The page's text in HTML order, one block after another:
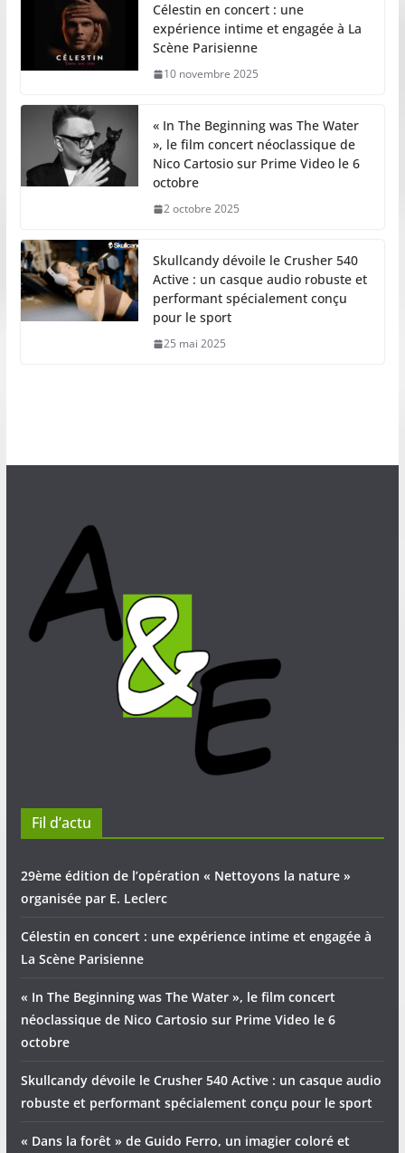
Célestin en concert : une
expérience intime et engagée à La
Scène Parisienne
10 novembre 2025
« In The Beginning was The Water
», le film concert néoclassique de
Nico Cartosio sur Prime Video le 6
octobre
2 octobre 2025
Skullcandy dévoile le Crusher 540
Active : un casque audio robuste et
performant spécialement conçu
pour le sport
25 mai 2025
Fil d’actu
29ème édition de l’opération « Nettoyons la nature »
organisée par E. Leclerc
Célestin en concert : une expérience intime et engagée à
La Scène Parisienne
« In The Beginning was The Water », le film concert
néoclassique de Nico Cartosio sur Prime Video le 6
octobre
Skullcandy dévoile le Crusher 540 Active : un casque audio
robuste et performant spécialement conçu pour le sport
« Dans la forêt » de Guido Ferro, un imagier coloré et